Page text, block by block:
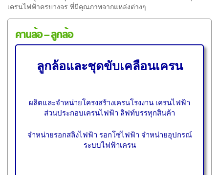
เครนไฟฟ้าครบวงจร ที่มีคุณภาพจากแหล่งต่างๆ
คานล้อ – ลูกล้อ
ลูกล้อและชุดขับเคลือนเครน
ผลิตและจำหน่ายโครงสร้างเครนโรงงาน เครนไฟฟ้า
ส่วนประกอบเครนไฟฟ้า ลิฟท์บรรทุกสินค้า
จำหน่ายรอกสลิงไฟฟ้า รอกโซ่ไฟฟ้า จำหน่ายอุปกรณ์
ระบบไฟฟ้าเครน